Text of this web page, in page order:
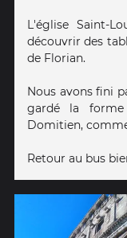
L'église Saint-
découvrir des
de Florian.
Nous avons fini
gardé la
Domitien,
Retour au bus